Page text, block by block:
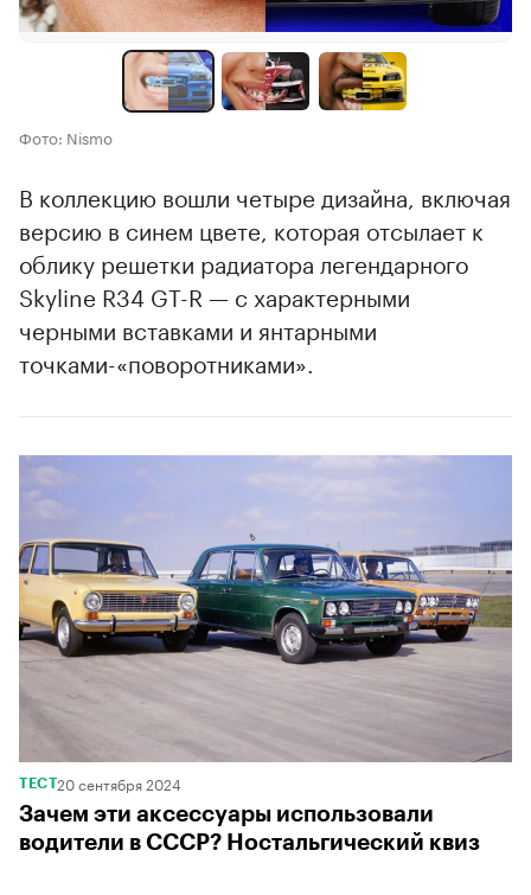
Фото: Nismo
В коллекцию вошли четыре дизайна, включая
версию в синем цвете, которая отсылает к
облику решетки радиатора легендарного
Skyline R34 GT-R — с характерными
черными вставками и янтарными
точками-«поворотниками».
ТЕСТ20 сентября 2024
Зачем эти аксессуары использовали
водители в СССР? Ностальгический квиз